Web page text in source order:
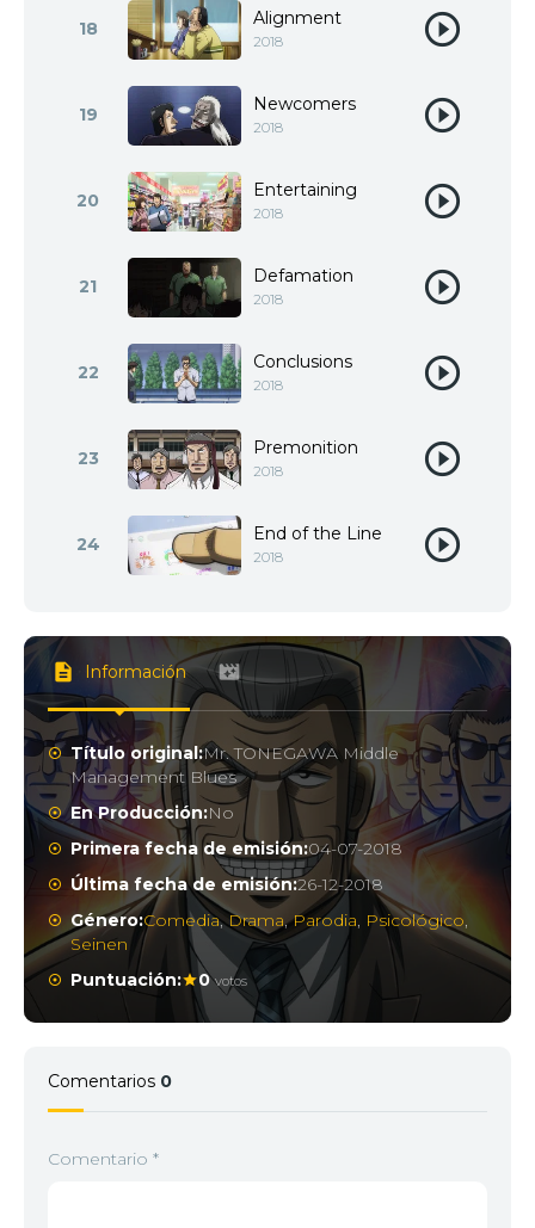
18 Alignment
2018
19 Newcomers
2018
20 Entertaining
2018
21 Defamation
2018
22 Conclusions
2018
23 Premonition
2018
24 End of the Line
2018
Información
Título original:Mr. TONEGAWA Middle
Management Blues
En Producción:No
Primera fecha de emisión:04-07-2018
Última fecha de emisión:26-12-2018
Género:Comedia,Drama,Parodia, Psicológico,
Seinen
Puntuación:
0 votos
Comentarios 0
Comentario *